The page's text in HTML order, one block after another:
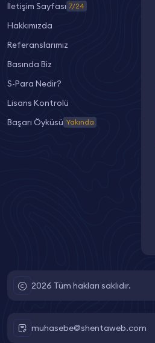
İletişim Sayfası 7/24
Hakkımızda
Referanslarımız
Basında Biz
S-Para Nedir?
Lisans Kontrolü
Başarı Öyküsü Yakında
2026 Tüm hakları saklıdır.
muhasebe@shentaweb.com